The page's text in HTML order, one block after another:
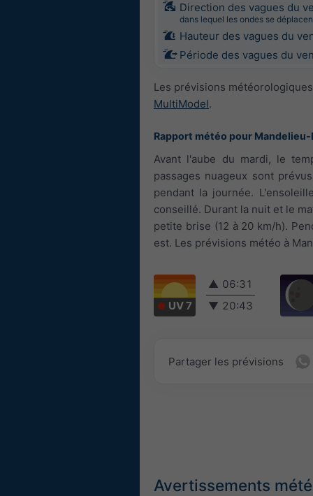
Direction des vagues du
dans lequel les ondes se
Hauteur des vagues du
Période des vagues du
Les prévisions
MultiModel.
Rapport météo pour Mandelieu-
Avant l'aube du mardi, le
passages nuageux sont
pendant la journée.
conseillé. Durant la nuit et le
petite brise (12 à 20 km/h).
est. Les prévisions météo à
UV 7
▲ 06:31
▼ 20:43
Partager les prévisions
Avertissements